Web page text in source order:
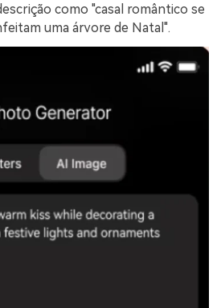
como "casal romântico se
uma árvore de Natal".